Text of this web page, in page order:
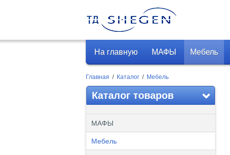
На главную МАФЫ Мебель
Главная / Каталог / Мебель
Каталог товаров
МАФЫ
Мебель